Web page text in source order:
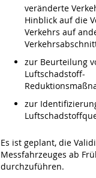
veränderte
Hinblick auf die
Verkehrs auf
zur Beurteilung
Luftschadstoff-
zur
Es ist geplant, die
Messfahrzeuges ab
durchzuführen.